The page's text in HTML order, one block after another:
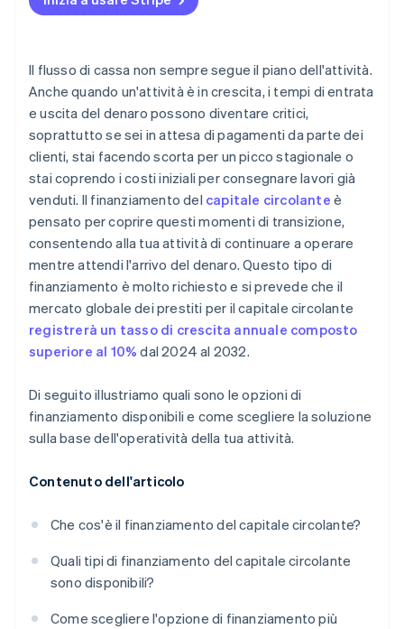
cassa
Verifica la tua idoneità
Non basare il tuo piano operativo sul debito
Considera altri modi per coprire un eventuale deficit
Mantieni flessibile il piano operativo
Il flusso di cassa non sempre segue il piano dell'attività.
Anche quando un'attività è in crescita, i tempi di entrata
e uscita del denaro possono diventare critici,
soprattutto se sei in attesa di pagamenti da parte dei
clienti, stai facendo scorta per un picco stagionale o
stai coprendo i costi iniziali per consegnare lavori già
venduti. Il finanziamento del capitale circolante è
pensato per coprire questi momenti di transizione,
consentendo alla tua attività di continuare a operare
mentre attendi l'arrivo del denaro. Questo tipo di
finanziamento è molto richiesto e si prevede che il
mercato globale dei prestiti per il capitale circolante
registrerà un tasso di crescita annuale composto
superiore al 10% dal 2024 al 2032.
Di seguito illustriamo quali sono le opzioni di
finanziamento disponibili e come scegliere la soluzione
sulla base dell'operatività della tua attività.
Contenuto dell'articolo
Che cos'è il finanziamento del capitale circolante?
Quali tipi di finanziamento del capitale circolante
sono disponibili?
Come scegliere l'opzione di finanziamento più